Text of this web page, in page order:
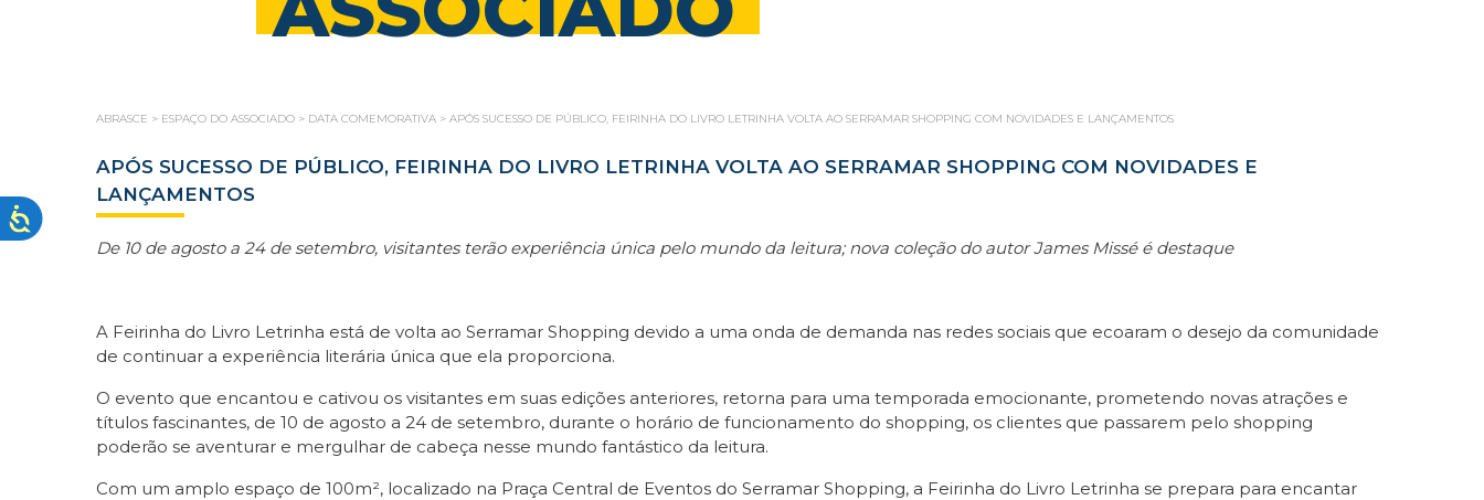
ABRASCE > ESPAÇO DO ASSOCIADO > DATA COMEMORATIVA > APÓS SUCESSO DE PÚBLICO, FEIRINHA DO LIVRO LETRINHA VOLTA AO SERRAMAR SHOPPING COM NOVIDADES E LANÇAMENTOS
APÓS SUCESSO DE PÚBLICO, FEIRINHA DO LIVRO LETRINHA VOLTA AO SERRAMAR SHOPPING COM NOVIDADES E
LANÇAMENTOS
De 10 de agosto a 24 de setembro, visitantes terão experiência única pelo mundo da leitura; nova coleção do autor James Missé é destaque
A Feirinha do Livro Letrinha está de volta ao Serramar Shopping devido a uma onda de demanda nas redes sociais que ecoaram o desejo da comunidade
de continuar a experiência literária única que ela proporciona.
O evento que encantou e cativou os visitantes em suas edições anteriores, retorna para uma temporada emocionante, prometendo novas atrações e
títulos fascinantes, de 10 de agosto a 24 de setembro, durante o horário de funcionamento do shopping, os clientes que passarem pelo shopping
poderão se aventurar e mergulhar de cabeça nesse mundo fantástico da leitura.
Com um amplo espaço de 100m², localizado na Praça Central de Eventos do Serramar Shopping, a Feirinha do Livro Letrinha se prepara para encantar